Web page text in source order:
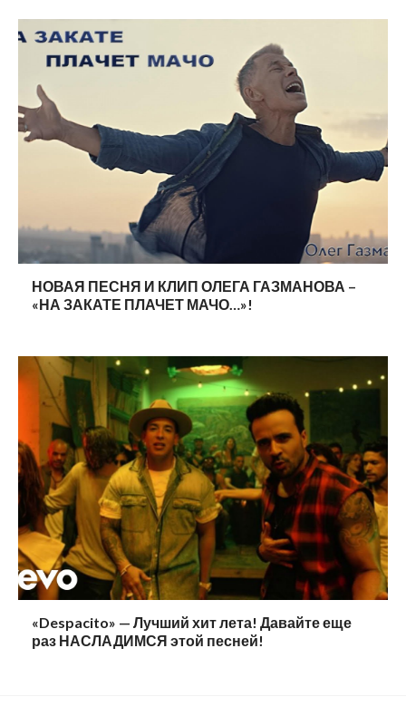
НОВАЯ ПЕСНЯ И КЛИП ОЛЕГА ГАЗМАНОВА –
«НА ЗАКАТЕ ПЛАЧЕТ МАЧО…»!
«Despacito» — Лучший хит лета! Давайте еще
раз НАСЛАДИМСЯ этой песней!